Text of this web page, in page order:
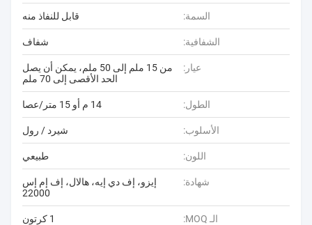
السمة: قابل للنفاذ منه
الشفافية: شفاف
عيار:
من 15 ملم إلى 50 ملم، يمكن أن يصل
الحد الأقصى إلى 70 ملم
الطول: 14 م أو 15 متر/عصا
الأسلوب: شيرد / رول
اللون: طبيعي
شهادة:
إيزو، إف دي إيه، هالال، إف إم إس
22000
الـ MOQ: 1 كرتون